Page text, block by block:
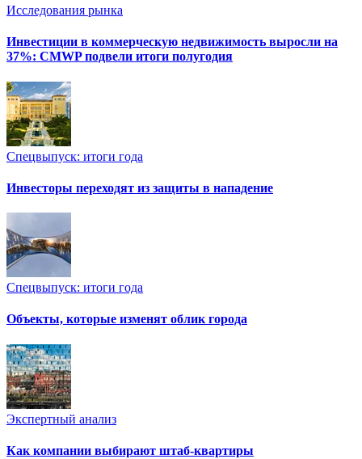
Исследования рынка
Инвестиции в коммерческую недвижимость выросли на
37%: CMWP подвели итоги полугодия
Спецвыпуск: итоги года
Инвесторы переходят из защиты в нападение
Спецвыпуск: итоги года
Объекты, которые изменят облик города
Экспертный анализ
Как компании выбирают штаб-квартиры